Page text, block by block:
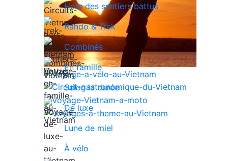
Hors des sentiers battus
Rando & Trek
Combinés
En famille
Selon la durée
De luxe
Lune de miel
À vélo